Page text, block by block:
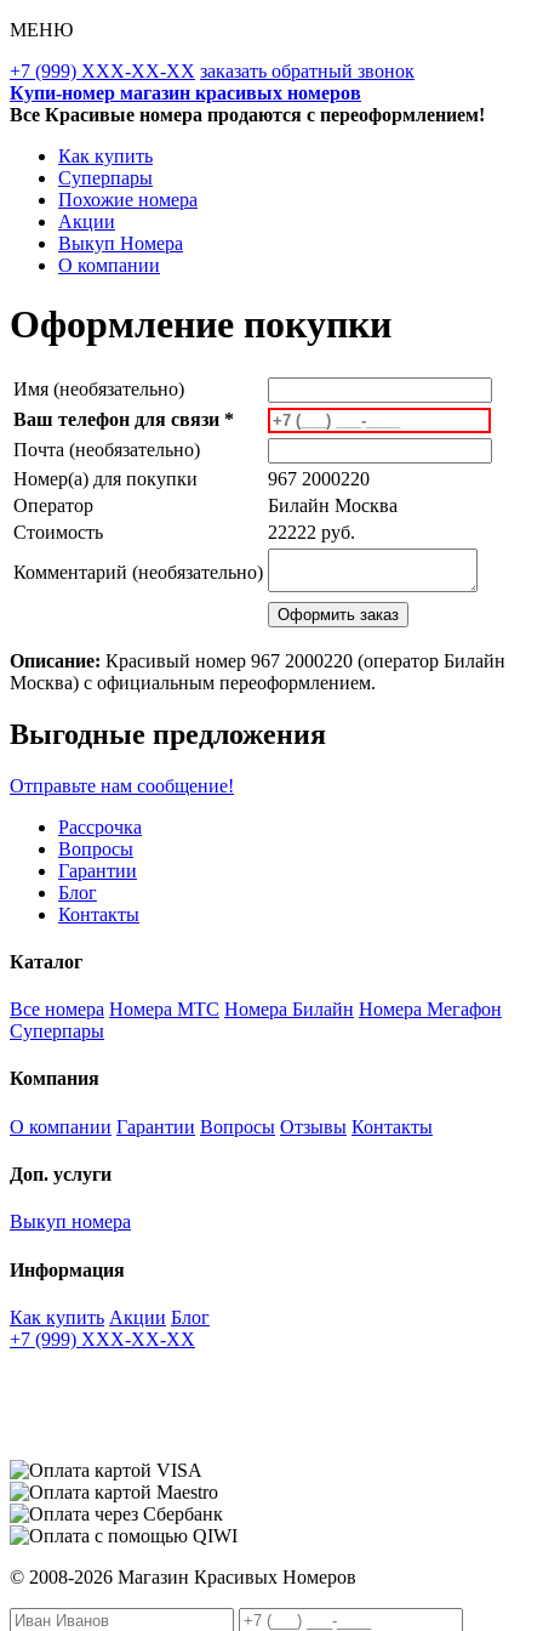
МЕНЮ
+7 (999) XXX-XX-XX заказать обратный звонок
Купи-номер магазин красивых номеров
Все Красивые номера продаются с переоформлением!
Как купить
Суперпары
Похожие номера
Акции
Выкуп Номера
О компании
Оформление покупки
Имя (необязательно)
Ваш телефон для связи *
Почта (необязательно)
Номер(а) для покупки
967 2000220
Оператор
Билайн Москва
Стоимость
22222 руб.
Комментарий (необязательно)
Описание: Красивый номер 967 2000220 (оператор Билайн
Москва) с официальным переоформлением.
Scroll
Up
Выгодные предложения
Отправьте нам сообщение!
Рассрочка
Вопросы
Гарантии
Блог
Контакты
Каталог
Все номера Номера МТС Номера Билайн Номера Мегафон
Суперпары
Компания
О компании Гарантии Вопросы Отзывы Контакты
Доп. услуги
Выкуп номера
Информация
Как купить Акции Блог
+7 (999) XXX-XX-XX
© 2008-2026 Магазин Красивых Номеров